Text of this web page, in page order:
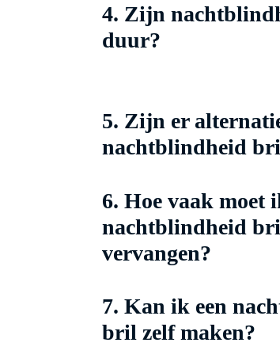
4. Zijn
duur?
5. Zijn er
nachtblindheid
6. Hoe vaak moet
nachtblindheid
vervangen?
7. Kan ik een
bril zelf maken?